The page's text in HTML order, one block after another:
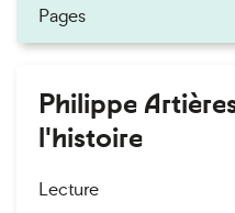
Pages
Philippe
l'histoire
Lecture